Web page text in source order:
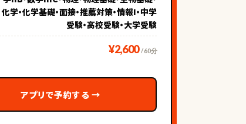
化学・化学基礎・面接・推薦対策・情報I・中学
受験・高校受験・大学受験
¥2,600 / 60分
アプリで予約する→